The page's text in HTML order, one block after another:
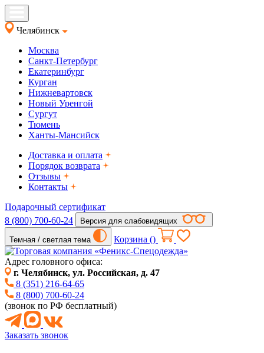
Челябинск
Москва
Санкт-Петербург
Екатеринбург
Курган
Нижневартовск
Новый Уренгой
Сургут
Тюмень
Ханты-Мансийск
Доставка и оплата
Порядок возврата
Отзывы
Контакты
Подарочный сертификат
8 (800) 700-60-24
Версия для слабовидящих
Темная / светлая тема Корзина ()
Адрес головного офиса:
г. Челябинск, ул. Российская, д. 47
8 (351) 216-64-65
8 (800) 700-60-24
(звонок по РФ бесплатный)
Заказать звонок